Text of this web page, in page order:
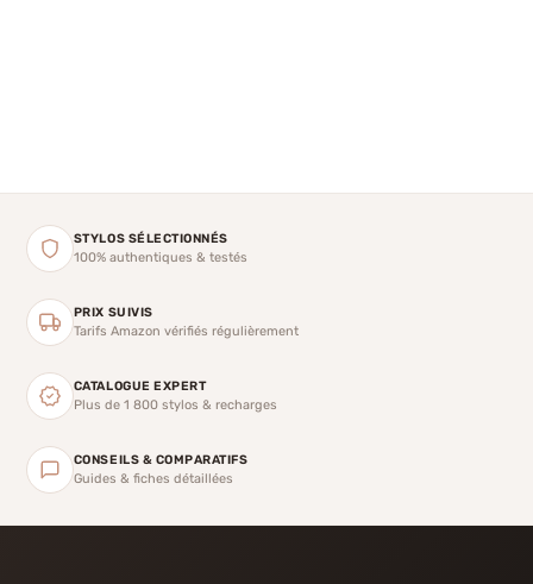
STYLOS SÉLECTIONNÉS
100% authentiques & testés
PRIX SUIVIS
Tarifs Amazon vérifiés régulièrement
CATALOGUE EXPERT
Plus de 1 800 stylos & recharges
CONSEILS & COMPARATIFS
Guides & fiches détaillées